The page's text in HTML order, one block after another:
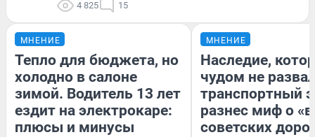
4 825 15
МНЕНИЕ
Тепло для бюджета, но
холодно в салоне
зимой. Водитель 13 лет
ездит на электрокаре:
плюсы и минусы
МНЕНИЕ
Наследие,
чудом не
транспортный
разнес миф о
советских